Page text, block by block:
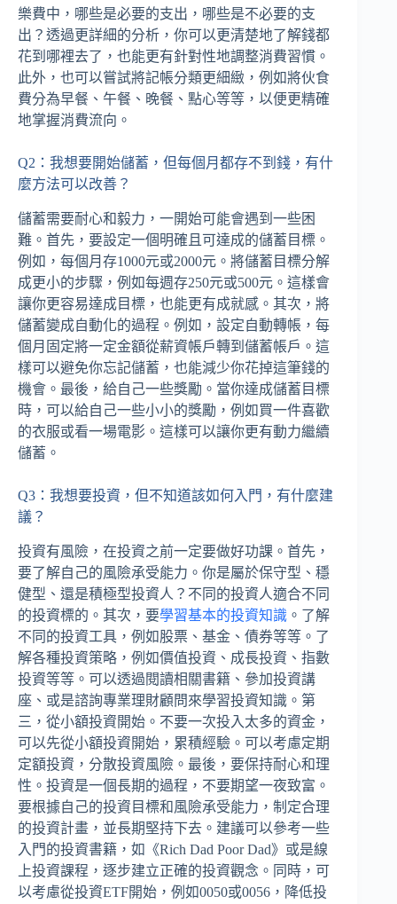
樂費中，哪些是必要的支出，哪些是不必要的支
出？透過更詳細的分析，你可以更清楚地了解錢都
花到哪裡去了，也能更有針對性地調整消費習慣。
此外，也可以嘗試將記帳分類更細緻，例如將伙食
費分為早餐、午餐、晚餐、點心等等，以便更精確
地掌握消費流向。
Q2：我想要開始儲蓄，但每個月都存不到錢，有什
麼方法可以改善？
儲蓄需要耐心和毅力，一開始可能會遇到一些困
難。首先，要設定一個明確且可達成的儲蓄目標。
例如，每個月存1000元或2000元。將儲蓄目標分解
成更小的步驟，例如每週存250元或500元。這樣會
讓你更容易達成目標，也能更有成就感。其次，將
儲蓄變成自動化的過程。例如，設定自動轉帳，每
個月固定將一定金額從薪資帳戶轉到儲蓄帳戶。這
樣可以避免你忘記儲蓄，也能減少你花掉這筆錢的
機會。最後，給自己一些獎勵。當你達成儲蓄目標
時，可以給自己一些小小的獎勵，例如買一件喜歡
的衣服或看一場電影。這樣可以讓你更有動力繼續
儲蓄。
Q3：我想要投資，但不知道該如何入門，有什麼建
議？
投資有風險，在投資之前一定要做好功課。首先，
要了解自己的風險承受能力。你是屬於保守型、穩
健型、還是積極型投資人？不同的投資人適合不同
的投資標的。其次，要學習基本的投資知識 。了解
不同的投資工具，例如股票、基金、債券等等。了
解各種投資策略，例如價值投資、成長投資、指數
投資等等。可以透過閱讀相關書籍、參加投資講
座、或是諮詢專業理財顧問來學習投資知識。第
三，從小額投資開始。不要一次投入太多的資金，
可以先從小額投資開始，累積經驗。可以考慮定期
定額投資，分散投資風險。最後，要保持耐心和理
性。投資是一個長期的過程，不要期望一夜致富。
要根據自己的投資目標和風險承受能力，制定合理
的投資計畫，並長期堅持下去。建議可以參考一些
入門的投資書籍，如《Rich Dad Poor Dad》或是線
上投資課程，逐步建立正確的投資觀念。同時，可
以考慮從投資ETF開始，例如0050或0056，降低投